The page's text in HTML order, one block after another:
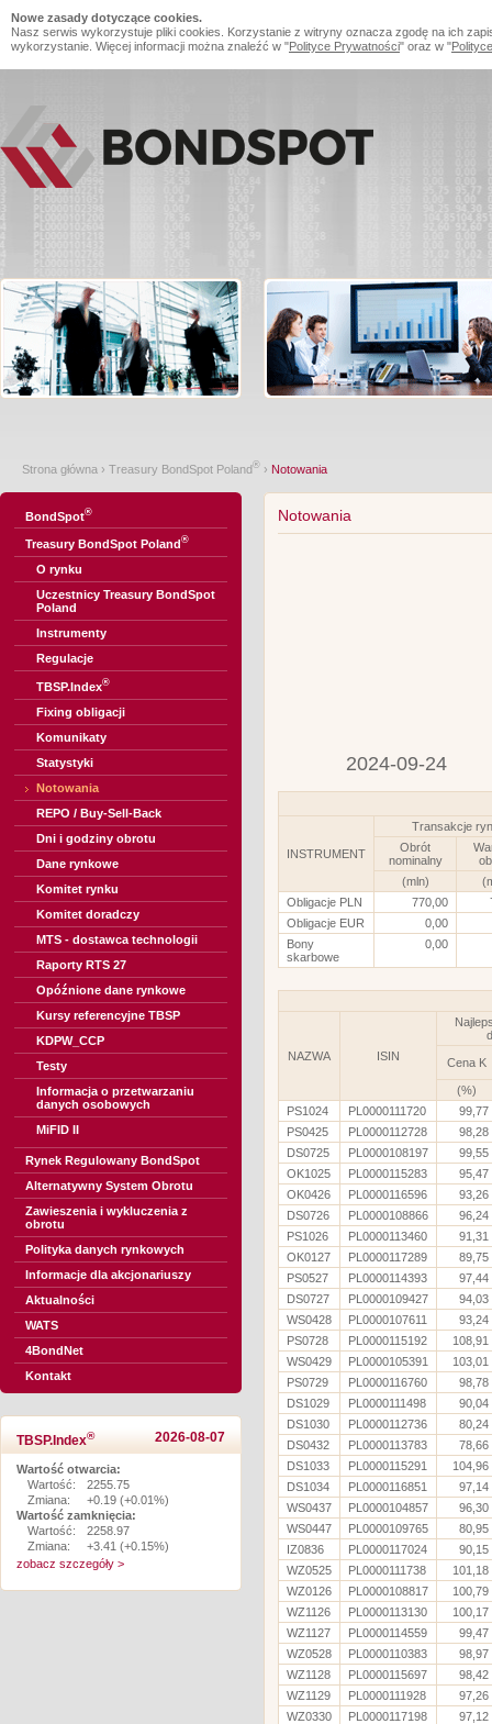
Nowe zasady dotyczące cookies.
Nasz serwis wykorzystuje pliki cookies. Korzystanie z witryny oznacza zgodę na ich
wykorzystanie. Więcej informacji można znaleźć w "Polityce Prywatności" oraz w "
Strona główna › Treasury BondSpot Poland® › Notowania
BondSpot®
Treasury BondSpot Poland®
O rynku
Uczestnicy Treasury BondSpot
Poland
Instrumenty
Regulacje
TBSP.Index®
Fixing obligacji
Komunikaty
Statystyki
Notowania
REPO / Buy-Sell-Back
Dni i godziny obrotu
Dane rynkowe
Komitet rynku
Komitet doradczy
MTS - dostawca technologii
Raporty RTS 27
Opóźnione dane rynkowe
Kursy referencyjne TBSP
KDPW_CCP
Testy
Informacja o przetwarzaniu
danych osobowych
MiFID II
Rynek Regulowany BondSpot
Alternatywny System Obrotu
Zawieszenia i wykluczenia z
obrotu
Polityka danych rynkowych
Informacje dla akcjonariuszy
Aktualności
WATS
4BondNet
Kontakt
TBSP.Index® 2026-08-07
Wartość otwarcia:
Wartość:
2255.75
Zmiana:
+0.19 (+0.01%)
Wartość zamknięcia:
Wartość:
2258.97
Zmiana:
+3.41 (+0.15%)
zobacz szczegóły >
Notowania
2024-09-24
INSTRUMENT
Transakcje
Obrót
nominalny
(mln)
Obligacje PLN
770,00
Obligacje EUR
0,00
Bony
skarbowe
0,00
NAZWA ISIN Cena K
(%)
PS1024
PL0000111720
99,77
PS0425
PL0000112728
98,28
DS0725
PL0000108197
99,55
OK1025
PL0000115283
95,47
OK0426
PL0000116596
93,26
DS0726
PL0000108866
96,24
PS1026
PL0000113460
91,31
OK0127
PL0000117289
89,75
PS0527
PL0000114393
97,44
DS0727
PL0000109427
94,03
WS0428
PL0000107611
93,24
PS0728
PL0000115192
108,91
WS0429
PL0000105391
103,01
PS0729
PL0000116760
98,78
DS1029
PL0000111498
90,04
DS1030
PL0000112736
80,24
DS0432
PL0000113783
78,66
DS1033
PL0000115291
104,96
DS1034
PL0000116851
97,14
WS0437
PL0000104857
96,30
WS0447
PL0000109765
80,95
IZ0836
PL0000117024
90,15
WZ0525
PL0000111738
101,18
WZ0126
PL0000108817
100,79
WZ1126
PL0000113130
100,17
WZ1127
PL0000114559
99,47
WZ0528
PL0000110383
98,97
WZ1128
PL0000115697
98,42
WZ1129
PL0000111928
97,26
WZ0330
PL0000117198
97,12